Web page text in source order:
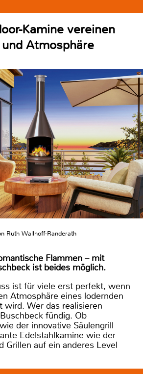
Kamine vereinen
Atmosphäre
Ruth Wallhoff-Randerath
Flammen – mit
ist beides möglich.
ist für viele erst perfekt, wenn
Atmosphäre eines lodernden
wird. Wer das realisieren
fündig. Ob
der innovative Säulengrill
Edelstahlkamine wie der
Grillen auf ein anderes Level